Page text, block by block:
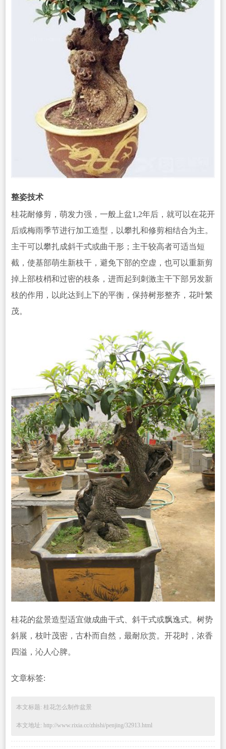
整姿技术
桂花耐修剪，萌发力强，一般上盆1,2年后，就可以在花开
后或梅雨季节进行加工造型，以攀扎和修剪相结合为主。
主干可以攀扎成斜干式或曲干形 ；主干较高者可适当短
截，使基部萌生新枝干，避免下部的空虚，也可以重新剪
掉上部枝梢和过密的枝条，进而起到刺激主干下部另发新
枝的作用，以此达到上下的平衡，保持树形整齐，花叶繁
茂。
桂花的盆景造型适宜做成曲干式、斜干式或飘逸式。树势
斜展，枝叶茂密，古朴而自然，最耐欣赏。开花时，浓香
四溢，沁人心脾。
文章标签:
本文标题: 桂花怎么制作盆景
本文地址: http://www.rixia.cc/zhishi/penjing/32913.html